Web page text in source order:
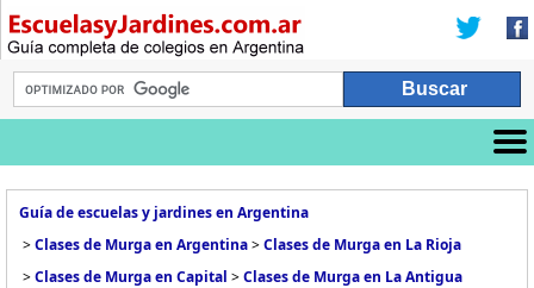
Guía de escuelas y jardines en Argentina
>Clases de Murga en Argentina>Clases de Murga en La Rioja
>Clases de Murga en Capital >Clases de Murga en La Antigua